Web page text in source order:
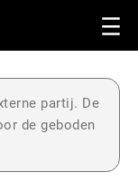
partij. De
de geboden